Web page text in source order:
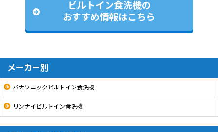
ビルトイン食洗機の
おすすめ情報はこちら
メーカー別
パナソニックビルトイン食洗機
リンナイビルトイン食洗機